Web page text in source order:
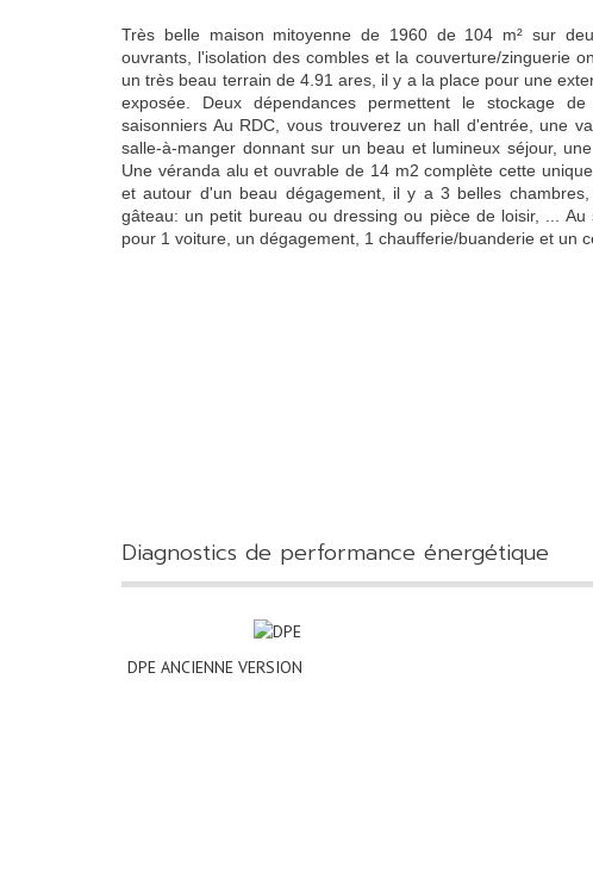
Très belle maison mitoyenne de 1960 de 104 m² sur
ouvrants, l'isolation des combles et la couverture/zinguerie
un très beau terrain de 4.91 ares, il y a la place pour une
exposée. Deux dépendances permettent le stockage
saisonniers Au RDC, vous trouverez un hall d'entrée, une
salle-à-manger donnant sur un beau et lumineux séjour,
Une véranda alu et ouvrable de 14 m2 complète cette
et autour d'un beau dégagement, il y a 3 belles
gâteau: un petit bureau ou dressing ou pièce de loisir, ...
pour 1 voiture, un dégagement, 1 chaufferie/buanderie et un
diagnostics de performance énergétique
DPE ANCIENNE VERSION